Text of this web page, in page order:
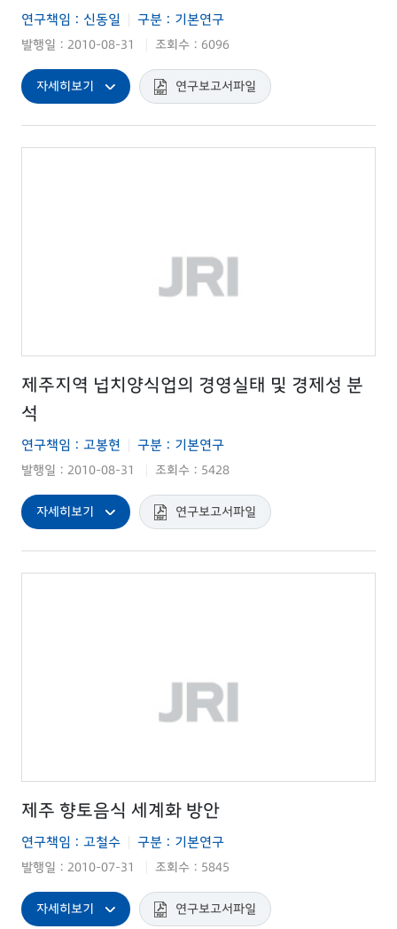
연구책임 : 신동일 구분 : 기본연구
발행일 : 2010-08-31 조회수 : 6096
자세히보기 연구보고서파일
제주지역 넙치양식업의 경영실태 및 경제성 분
석
연구책임 : 고봉현 구분 : 기본연구
발행일 : 2010-08-31 조회수 : 5428
자세히보기 연구보고서파일
제주 향토음식 세계화 방안
연구책임 : 고철수 구분 : 기본연구
발행일 : 2010-07-31 조회수 : 5845
자세히보기 연구보고서파일